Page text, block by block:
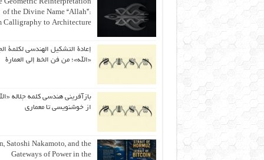
Geometric Reinterpretation
of the Divine Name “Allah”:
Calligraphy to Architecture
إعادة التشكيل الهندسي لكلمة
«الله»؛ من فن الخط إلى العمارة
بازآفرینی هندسی کلمه جلاله
از خوشنویسی تا معماری
Satoshi Nakamoto, and the
Gateways of Power in the